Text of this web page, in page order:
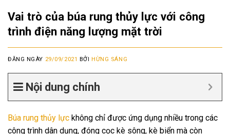
Vai trò của búa rung thủy lực với công
trình điện năng lượng mặt trời
ĐĂNG NGÀY 29/09/2021 BỞIHỪNG SÁNG
Nội dung chính
Búa rung thủy lực không chỉ được ứng dụng nhiều trong các
công trình dân dụng, đóng cọc kè sông, kè biển mà còn